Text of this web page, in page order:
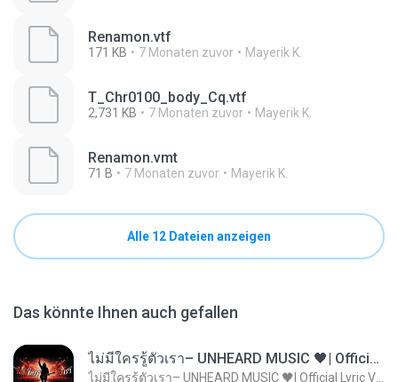
Renamon.vtf
171 KB 7 Monaten zuvor Mayerik K.
T_Chr0100_body_Cq.vtf
2,731 KB 7 Monaten zuvor Mayerik K.
Renamon.vmt
71 B 7 Monaten zuvor Mayerik K.
Alle 12 Dateien anzeigen
Das könnte Ihnen auch gefallen
ไม่มีใครรู้ตัวเรา– UNHEARD MUSIC 🖤| Official Lyric Video | เพลงสู้ชีวิต